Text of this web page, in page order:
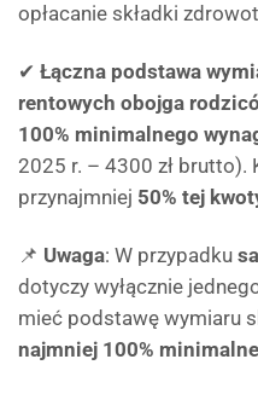
opłacanie składki
✔ Łączna podstawa
rentowych obojga
100% minimalnego
2025 r. – 4300 zł brutto).
przynajmniej 50% tej
📌 Uwaga: W przypadku
dotyczy wyłącznie
mieć podstawę wymiaru
najmniej 100%